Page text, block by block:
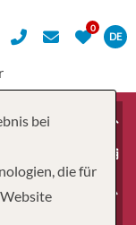
DE
bei
die für